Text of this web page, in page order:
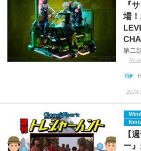
『
場
第二
【
ー